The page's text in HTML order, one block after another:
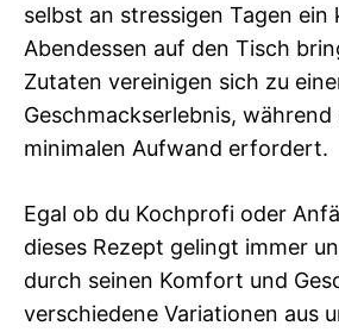
selbst an stressigen Tagen ein
Abendessen auf den Tisch
Zutaten vereinigen sich zu
Geschmackserlebnis,
minimalen Aufwand erfordert.
Egal ob du Kochprofi oder
dieses Rezept gelingt immer
durch seinen Komfort und
verschiedene Variationen aus